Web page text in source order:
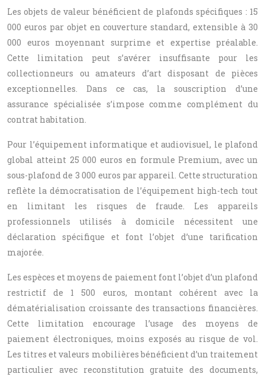
Les objets de valeur bénéficient de plafonds spécifiques : 15
000 euros par objet en couverture standard, extensible à 30
000 euros moyennant surprime et expertise préalable.
Cette limitation peut s’avérer insuffisante pour les
collectionneurs ou amateurs d’art disposant de pièces
exceptionnelles. Dans ce cas, la souscription d’une
assurance spécialisée s’impose comme complément du
contrat habitation.
Pour l’équipement informatique et audiovisuel, le plafond
global atteint 25 000 euros en formule Premium, avec un
sous-plafond de 3 000 euros par appareil. Cette structuration
reflète la démocratisation de l’équipement high-tech tout
en limitant les risques de fraude. Les appareils
professionnels utilisés à domicile nécessitent une
déclaration spécifique et font l’objet d’une tarification
majorée.
Les espèces et moyens de paiement font l’objet d’un plafond
restrictif de 1 500 euros, montant cohérent avec la
dématérialisation croissante des transactions financières.
Cette limitation encourage l’usage des moyens de
paiement électroniques, moins exposés au risque de vol.
Les titres et valeurs mobilières bénéficient d’un traitement
particulier avec reconstitution gratuite des documents,